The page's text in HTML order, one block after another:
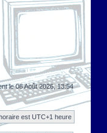
le 08 Août 2026, 13:54
est UTC+1 heure